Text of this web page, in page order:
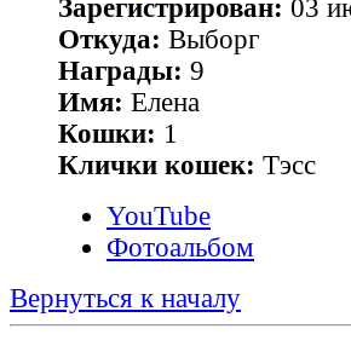
Зарегистрирован: 03
Откуда: Выборг
Награды: 9
Имя: Елена
Кошки: 1
Клички кошек: Тэсс
YouTube
Фотоальбом
Вернуться к началу